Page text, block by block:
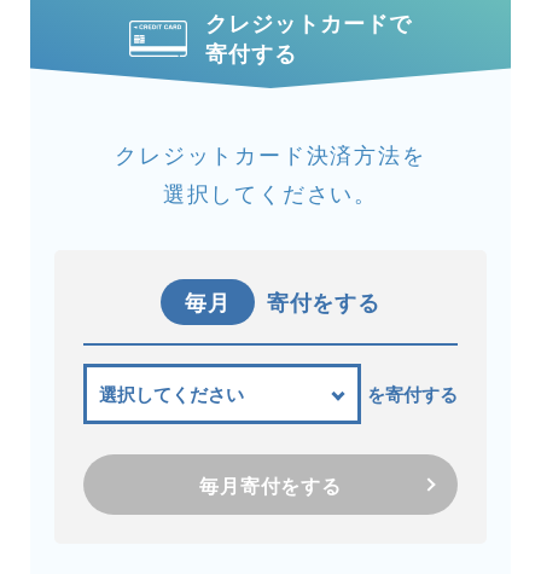
クレジットカードで
寄付する
クレジットカード決済方法を
選択してください。
毎月 寄付をする
を寄付する
毎月寄付をする